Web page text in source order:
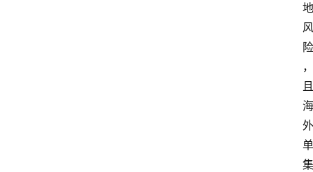
地
风
险
，
且
海
外
单
集